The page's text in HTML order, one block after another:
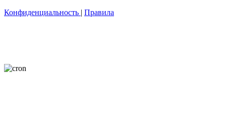
Конфиденциальность | Правила